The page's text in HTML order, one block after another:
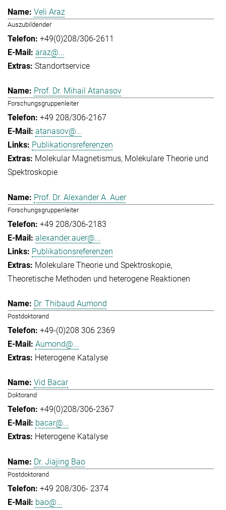
Veli Araz
Auszubildender
+49(0)208/306-2611
araz@...
Standortservice
Prof. Dr. Mihail Atanasov
Forschungsgruppenleiter
+49 208/306-2167
atanasov@...
Publikationsreferenzen
Molekular Magnetismus Molekulare Theorie und
Spektroskopie
Prof. Dr. Alexander A. Auer
Forschungsgruppenleiter
+49 208/306-2183
alexander.auer@...
Publikationsreferenzen
Molekulare Theorie und Spektroskopie
Theoretische Methoden und heterogene Reaktionen
Dr. Thibaud Aumond
Postdoktorand
+49-(0)208 306 2369
Aumond@...
Heterogene Katalyse
Vid Bacar
Doktorand
+49(0)208/306-2367
bacar@...
Heterogene Katalyse
Dr. Jiajing Bao
Postdoktorand
+49 208/306- 2374
bao@...